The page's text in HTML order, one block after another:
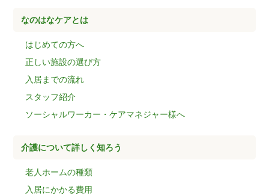
なのはなケアとは
はじめての方へ
正しい施設の選び方
入居までの流れ
スタッフ紹介
ソーシャルワーカー・ケアマネジャー様へ
介護について詳しく知ろう
老人ホームの種類
入居にかかる費用